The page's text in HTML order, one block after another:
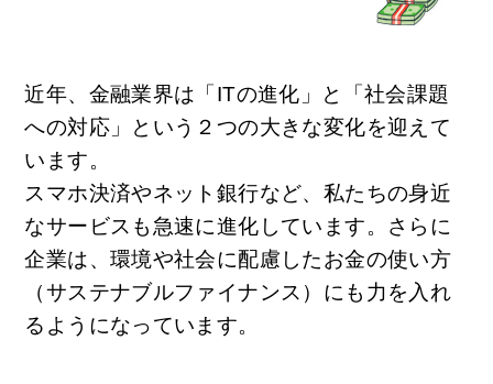
近年、金融業界は「ITの進化」と「社会課題
への対応」という２つの大きな変化を迎えて
います。
スマホ決済やネット銀行など、私たちの身近
なサービスも急速に進化しています。さらに
企業は、環境や社会に配慮したお金の使い方
（サステナブルファイナンス）にも力を入れ
るようになっています。